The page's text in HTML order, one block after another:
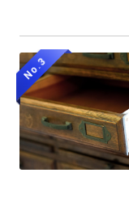
No.3